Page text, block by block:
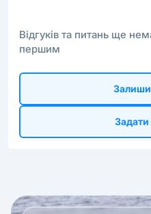
Відгуків та питань ще
першим